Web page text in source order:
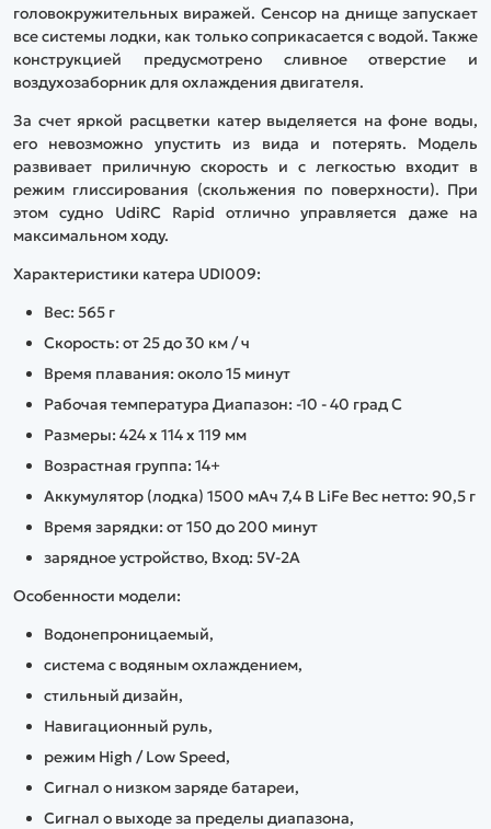
головокружительных виражей. Сенсор на днище запускает
все системы лодки, как только соприкасается с водой. Также
конструкцией предусмотрено сливное отверстие и
воздухозаборник для охлаждения двигателя.
За счет яркой расцветки катер выделяется на фоне воды,
его невозможно упустить из вида и потерять. Модель
развивает приличную скорость и с легкостью входит в
режим глиссирования (скольжения по поверхности). При
этом судно UdiRC Rapid отлично управляется даже на
максимальном ходу.
Характеристики катера UDI009:
Вес: 565 г
Скорость: от 25 до 30 км / ч
Время плавания: около 15 минут
Рабочая температура Диапазон: -10 - 40 град C
Размеры: 424 х 114 х 119 мм
Возрастная группа: 14+
Аккумулятор (лодка) 1500 мАч 7,4 В LiFe Вес нетто: 90,5 г
Время зарядки: от 150 до 200 минут
зарядное устройство, Вход: 5V-2A
Особенности модели:
Водонепроницаемый,
система с водяным охлаждением,
стильный дизайн,
Навигационный руль,
режим High / Low Speed,
Сигнал о низком заряде батареи,
Сигнал о выходе за пределы диапазона,